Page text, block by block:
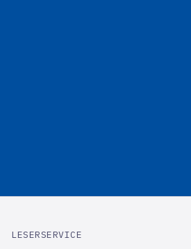
LESERSERVICE